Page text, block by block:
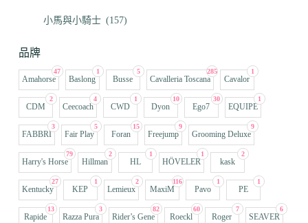
小馬與小騎士 (157)
品牌
47
Amahorse
1
Baslong
5
Busse
285
Cavalleria Toscana
1
Cavalor
2
CDM
4
Ceecoach
1
CWD
10
Dyon
30
Ego7
1
EQUIPE
3
FABBRI
5
Fair Play
15
Foran
9
Freejump
9
Grooming Deluxe
79
Harry's Horse
2
Hillman
1
HL
1
HÖVELER
2
kask
27
Kentucky
1
KEP
2
Lemieux
116
MaxiM
1
Pavo
1
PE
13
Rapide
3
Razza Pura
82
Rider’s Gene
60
Roeckl
7
Roger
6
SEAVER